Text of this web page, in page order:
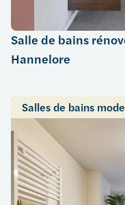
Salle de bains
Hannelore
Salles de bains